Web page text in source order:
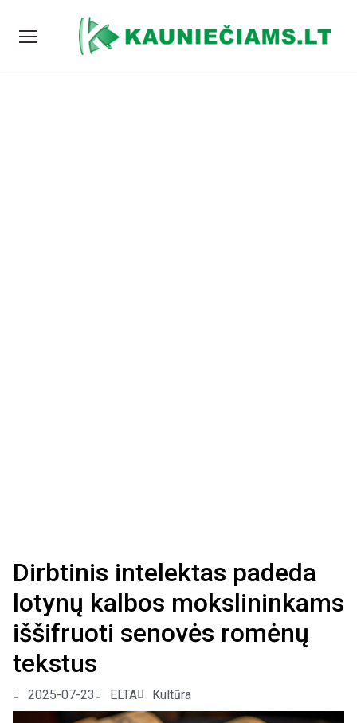
Dirbtinis intelektas padeda
lotynų kalbos mokslininkams
iššifruoti senovės romėnų
tekstus
2025-07-23 ELTA Kultūra